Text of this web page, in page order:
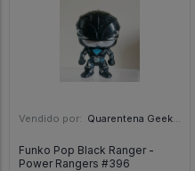
Vendido por: Quarentena Geek Store - SP
Funko Pop Black Ranger -
Power Rangers #396